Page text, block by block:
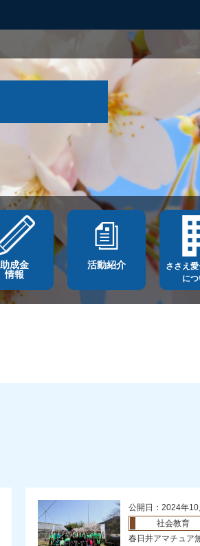
助成金
情報
活動紹介
ささえ
に
公開日：2024年10
社会教育
春日井アマチュア